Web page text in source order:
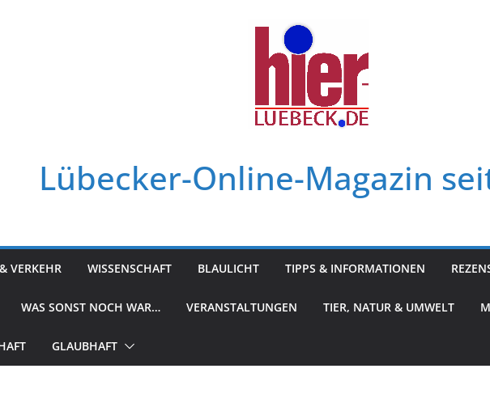
Lübecker-Online-Magazin
VERKEHR WISSENSCHAFT BLAULICHT TIPPS & INFORMATIONEN
WAS SONST NOCH WAR… VERANSTALTUNGEN TIER, NATUR & UMWELT
GLAUBHAFT